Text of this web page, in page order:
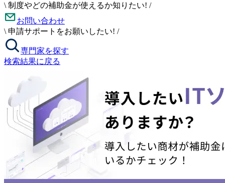
\ 制度やどの補助金が使えるか知りたい! /
お問い合わせ
\ 申請サポートをお願いしたい! /
専門家を探す
検索結果に戻る